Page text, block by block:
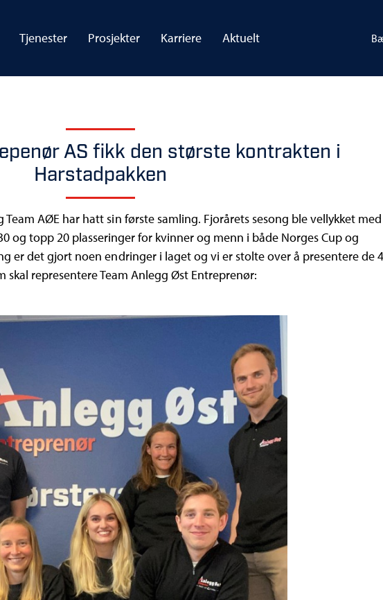
Tjenester Prosjekter Karriere Aktuelt
AS fikk den største kontrakten i
Harstadpakken
Team AØE har hatt sin første samling. Fjorårets sesong ble vellykket med
og topp 20 plasseringer for kvinner og menn i både Norges Cup og
er det gjort noen endringer i laget og vi er stolte over å presentere de 4
skal representere Team Anlegg Øst Entreprenør: